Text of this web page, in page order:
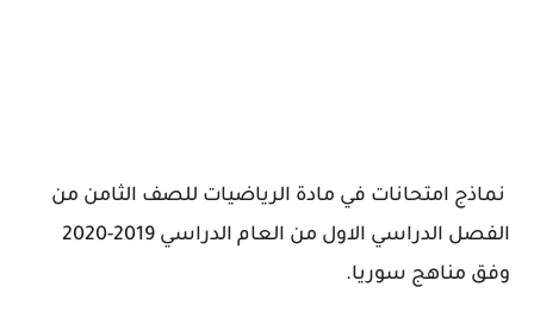
نماذج امتحانات في مادة الرياضيات للصف الثامن من
الفصل الدراسي الاول من العام الدراسي 2019-2020
وفق مناهج سوريا.